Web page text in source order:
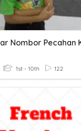
1st - 10th 122